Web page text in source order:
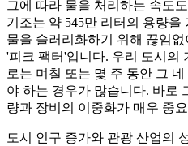
그에 따라 물을 처리하는 속도
기조는 약 545만 리터의 용량
물을 슬러리화하기 위해 끊임
'피크 팩터'입니다. 우리 도시의
로는 며칠 또는 몇 주 동안 그
야 하는 경우가 많습니다. 바로
량과 장비의 이중화가 매우 중
도시 인구 증가와 관광 산업의